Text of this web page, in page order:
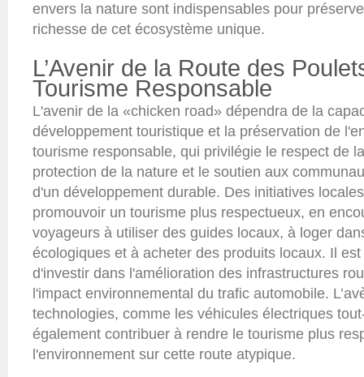
envers la nature sont indispensables pour
richesse de cet écosystème unique.
L’Avenir de la Route des
Tourisme Responsable
L'avenir de la «chicken road» dépendra de la
développement touristique et la préservation de
tourisme responsable, qui privilégie le respect de
protection de la nature et le soutien aux
d'un développement durable. Des initiatives
promouvoir un tourisme plus respectueux, en
voyageurs à utiliser des guides locaux, à loger
écologiques et à acheter des produits locaux. Il
d'investir dans l'amélioration des infrastructures
l'impact environnemental du trafic automobile.
technologies, comme les véhicules électriques
également contribuer à rendre le tourisme plus
l'environnement sur cette route atypique.